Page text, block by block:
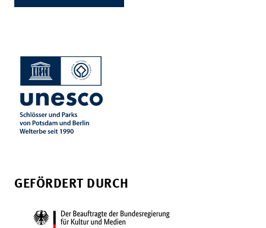
GEFÖRDERT DURCH